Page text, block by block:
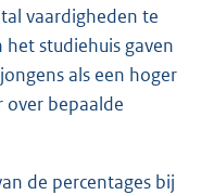
vaardigheden te
studiehuis gaven
als een hoger
over bepaalde
de percentages bij